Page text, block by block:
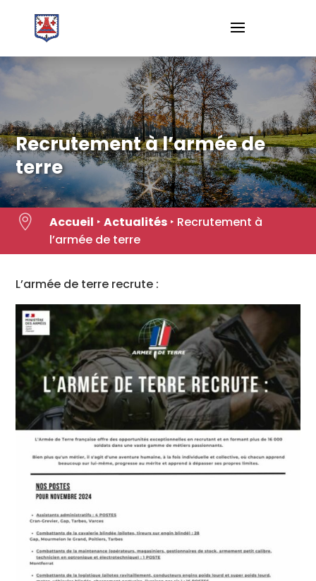
content
Recrutement à l’armée de
terre
 Accueil ‣ Actualités‣ Recrutement à
l’armée de terre
L’armée de terre recrute :